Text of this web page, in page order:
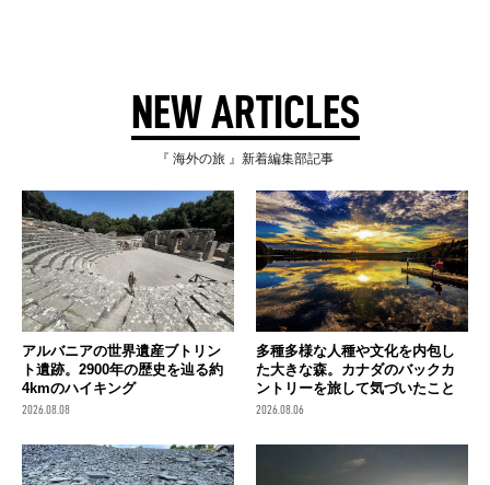
NEW ARTICLES
『 海外の旅 』新着編集部記事
アルバニアの世界遺産ブトリン
ト遺跡。2900年の歴史を辿る約
4kmのハイキング
2026.08.08
多種多様な人種や文化を内包し
た大きな森。カナダのバックカ
ントリーを旅して気づいたこと
2026.08.06